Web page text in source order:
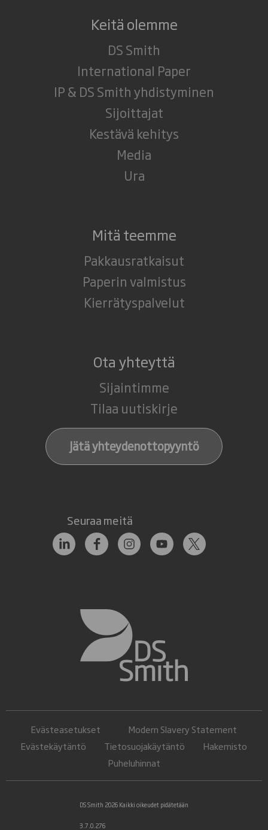
Keitä olemme
DS Smith
International Paper
IP & DS Smith yhdistyminen
Sijoittajat
Kestävä kehitys
Media
Ura
Mitä teemme
Pakkausratkaisut
Paperin valmistus
Kierrätyspalvelut
Ota yhteyttä
Sijaintimme
Tilaa uutiskirje
Jätä yhteydenottopyyntö
Seuraa meitä
Evästeasetukset
Modern Slavery Statement
Evästekäytäntö
Tietosuojakäytäntö
Hakemisto
Puheluhinnat
DS Smith 2026 Kaikki oikeudet pidätetään
3.7.0.276